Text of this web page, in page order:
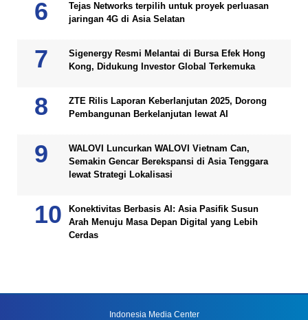
Tejas Networks terpilih untuk proyek perluasan
jaringan 4G di Asia Selatan
Sigenergy Resmi Melantai di Bursa Efek Hong
Kong, Didukung Investor Global Terkemuka
ZTE Rilis Laporan Keberlanjutan 2025, Dorong
Pembangunan Berkelanjutan lewat AI
WALOVI Luncurkan WALOVI Vietnam Can,
Semakin Gencar Berekspansi di Asia Tenggara
lewat Strategi Lokalisasi
Konektivitas Berbasis AI: Asia Pasifik Susun
Arah Menuju Masa Depan Digital yang Lebih
Cerdas
Indonesia Media Center